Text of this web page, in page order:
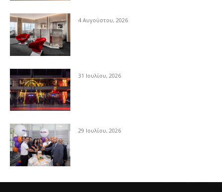
4 Αυγούστου, 2026
31 Ιουλίου, 2026
29 Ιουλίου, 2026